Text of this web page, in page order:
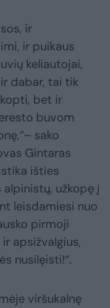
ir
ir puikaus
keliautojai,
dabar, tai tik
bet ir
buvom
sako
Gintaras
išties
užkopę į
leisdamiesi nuo
pirmoji
apsižvalgius,
nusilęisti!“.
viršukalnę